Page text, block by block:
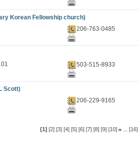
Korean Fellowship church)
206-763-0485
503-515-8933
Scott)
206-229-9165
[1] [2] [3] [4] [5] [6] [7] [8] [9] [10] ... [16]